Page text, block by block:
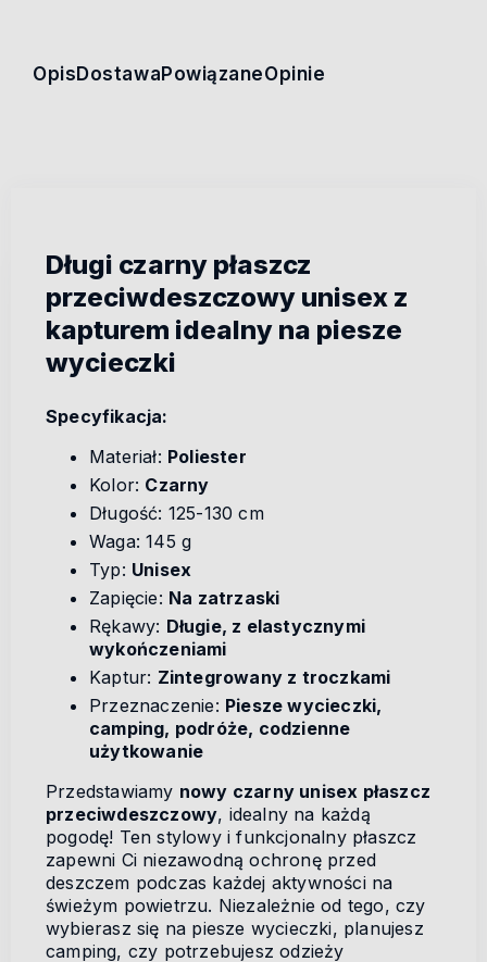
Opis Dostawa PowiązaneOpinie
Długi czarny płaszcz
przeciwdeszczowy unisex z
kapturem idealny na piesze
wycieczki
Specyfikacja:
Materiał: Poliester
Kolor: Czarny
Długość: 125-130 cm
Waga: 145 g
Typ: Unisex
Zapięcie: Na zatrzaski
Rękawy: Długie, z elastycznymi
wykończeniami
Kaptur: Zintegrowany z troczkami
Przeznaczenie: Piesze wycieczki,
camping, podróże, codzienne
użytkowanie
Przedstawiamy nowy czarny unisex płaszcz
przeciwdeszczowy, idealny na każdą
pogodę! Ten stylowy i funkcjonalny płaszcz
zapewni Ci niezawodną ochronę przed
deszczem podczas każdej aktywności na
świeżym powietrzu. Niezależnie od tego, czy
wybierasz się na piesze wycieczki, planujesz
camping, czy potrzebujesz odzieży